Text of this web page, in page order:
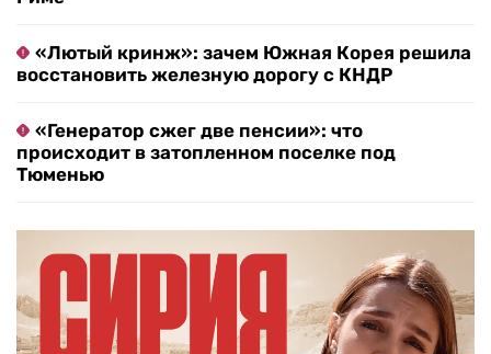
«Лютый кринж»: зачем Южная Корея решила
восстановить железную дорогу с КНДР
«Генератор сжег две пенсии»: что
происходит в затопленном поселке под
Тюменью